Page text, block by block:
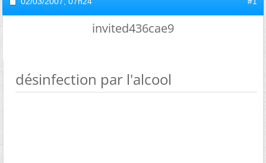
invited436cae9
désinfection par l'alcool